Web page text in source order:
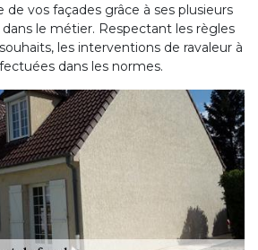
vos façades grâce à ses plusieurs
dans le métier. Respectant les règles
les interventions de ravaleur à
dans les normes.